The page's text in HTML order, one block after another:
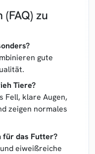
zu
gute
Tiere?
Fell, klare Augen,
zeigen normales
für das Futter?
eiweißreiche